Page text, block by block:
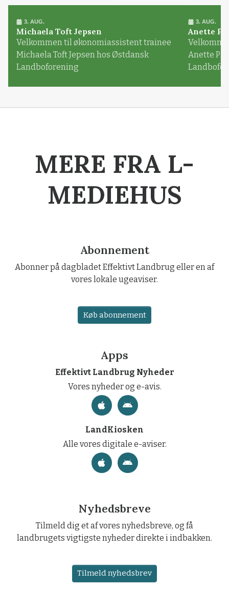
3. AUG.
Michaela Toft Jepsen
Velkommen til økonomiassistent trainee
Michaela Toft Jepsen hos Østdansk
Landboforening
3. AUG.
Anette
Anette
MERE FRA L-
MEDIEHUS
Abonnement
Abonner på dagbladet Effektivt Landbrug eller en af
vores lokale ugeaviser.
Køb abonnement
Apps
Effektivt Landbrug Nyheder
Vores nyheder og e-avis.
LandKiosken
Alle vores digitale e-aviser.
Nyhedsbreve
Tilmeld dig et af vores nyhedsbreve, og få
landbrugets vigtigste nyheder direkte i indbakken.
Tilmeld nyhedsbrev